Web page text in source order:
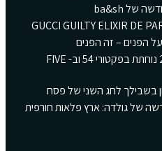
REPRESENT לאביב-קיץ 2024 נוחתת בפקטורי 54 וב- FIVE
בשבילך לחג השני של פסח
של גולדה: ארץ פלאות חורפית